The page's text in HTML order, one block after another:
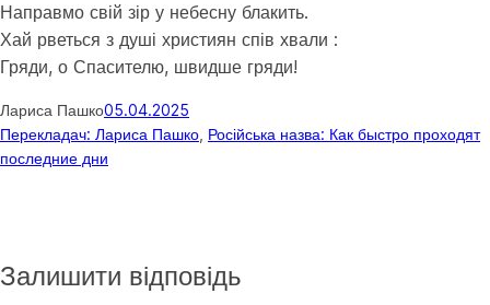
Направмо свій зір у небесну блакить.
Хай рветься з душі християн спів хвали :
Гряди, о Спасителю, швидше гряди!
Лариса Пашко05.04.2025
Перекладач: Лариса Пашко Російська назва: Как быстро проходят
последние дни
Залишити відповідь